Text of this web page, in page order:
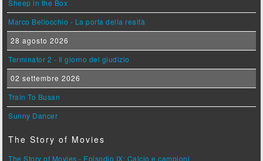
Sheep in the Box
Marco Bellocchio - La porta della realtà
28 agosto 2026
Terminator 2 - Il giorno del giudizio
02 settembre 2026
Train To Busan
Sunny Dancer
The Story of Movies
The Story of Movies - Episodio IX: Calcio e campioni